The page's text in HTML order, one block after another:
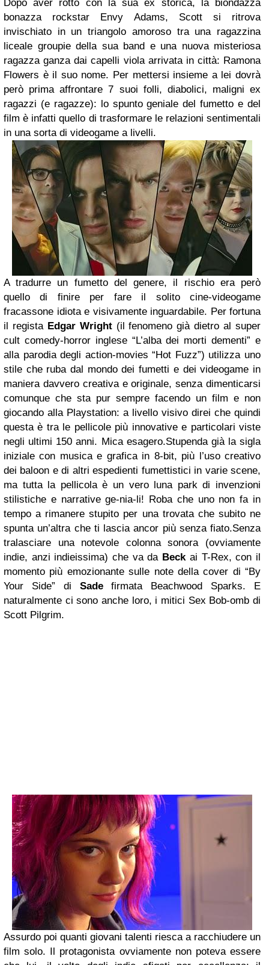
Dopo aver rotto con la sua ex storica, la biondazza
bonazza rockstar Envy Adams, Scott si ritrova
invischiato in un triangolo amoroso tra una ragazzina
liceale groupie della sua band e una nuova misteriosa
ragazza ganza dai capelli viola arrivata in città: Ramona
Flowers è il suo nome. Per mettersi insieme a lei dovrà
però prima affrontare 7 suoi folli, diabolici, maligni ex
ragazzi (e ragazze): lo spunto geniale del fumetto e del
film è infatti quello di trasformare le relazioni sentimentali
in una sorta di videogame a livelli.
A tradurre un fumetto del genere, il rischio era però
quello di finire per fare il solito cine-videogame
fracassone idiota e visivamente inguardabile. Per fortuna
il regista Edgar Wright(il fenomeno già dietro al super
cult comedy-horror inglese “L’alba dei morti dementi” e
alla parodia degli action-movies “Hot Fuzz”) utilizza uno
stile che ruba dal mondo dei fumetti e dei videogame in
maniera davvero creativa e originale, senza dimenticarsi
comunque che sta pur sempre facendo un film e non
giocando alla Playstation: a livello visivo direi che quindi
questa è tra le pellicole più innovative e particolari viste
negli ultimi 150 anni. Mica esagero.Stupenda già la sigla
iniziale con musica e grafica in 8-bit, più l’uso creativo
dei baloon e di altri espedienti fumettistici in varie scene,
ma tutta la pellicola è un vero luna park di invenzioni
stilistiche e narrative ge-nia-li! Roba che uno non fa in
tempo a rimanere stupito per una trovata che subito ne
spunta un’altra che ti lascia ancor più senza fiato.Senza
tralasciare una notevole colonna sonora (ovviamente
indie, anzi indieissima) che va da Beckai T-Rex, con il
momento più emozionante sulle note della cover di “By
Your Side” di Sadefirmata Beachwood Sparks. E
naturalmente ci sono anche loro, i mitici Sex Bob-omb di
Scott Pilgrim.
Assurdo poi quanti giovani talenti riesca a racchiudere un
film solo. Il protagonista ovviamente non poteva essere